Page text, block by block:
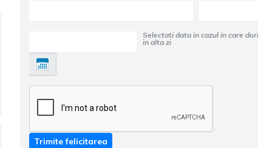
Selectati data in cazul in care doriti ca felicitarea sa fie trimisa
in alta zi
Trimite felicitarea